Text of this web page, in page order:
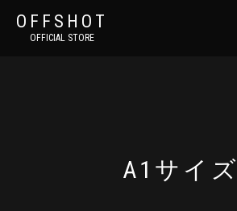
OFFSHOT
OFFICIAL STORE
A1サイズ